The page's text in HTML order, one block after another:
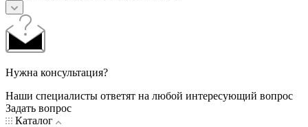
Нужна консультация?
Наши специалисты ответят на любой интересующий вопрос
Задать вопрос
Каталог